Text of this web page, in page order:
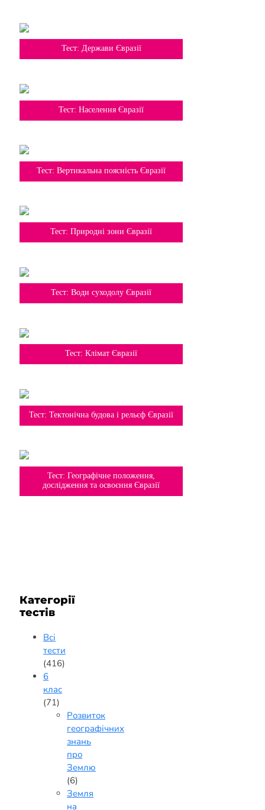
7 клас
Тест: Держави Євразії
Тест: Населення Євразії
Тест: Вертикальна поясність Євразії
7 клас
Тест: Природні зони Євразії
Тест: Води суходолу Євразії
7 клас
Тест: Клімат Євразії
Тест: Тектонічна будова і рельєф Євразії
Тест: Географічне положення,
дослідження та освоєння Євразії
Категорії
тестів
Всі
тести
(416)
6
клас
(71)
Розвиток
географічних
знань
про
Землю
(6)
Земля
на